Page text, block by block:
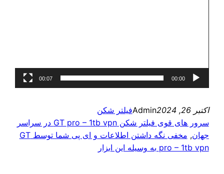
00:00
00:07
اکتبر 26, 2024 Adminفیلتر شکن
سرور های قوی فیلتر شکن GT pro – 1tb vpn در سراسر
جهان,
مخفی نگه داشتن اطلاعات و ای پی شما توسط GT
pro – 1tb vpn به وسیله این ابزار